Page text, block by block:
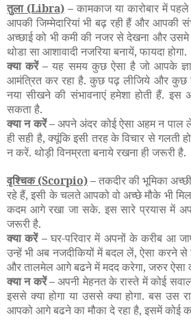
तुला(Libra)– कामकाज या कारोबार में
आपकी जिम्मेदारियां भी बढ़ रही हैं और आपकी
अच्छाई को भी कमी की नजर से देखना और उसमे
थोडा सा आशावादी नजरिया बनायें, फायदा होगा.
क्या करें –यह समय कुछ ऐसा है जो आपके
आमंत्रित कर रहा है. कुछ पढ़ लीजिये और कुछ
नया सीखने की संभावनाएं हमेशा होती हैं. इस
सकता है.
क्या न करें –अपने अंदर कोई ऐसा अहम न पाल
ही सही है, क्यूंकि इसी तरह के विचार से गलती
न करें. थोड़ी विनम्रता बनाये रखना ही जरूरी है.
वृश्चिक(Scorpio)–तकदीर की भूमिका
रहे हैं, इसी के चलते आपको वो अच्छे मौके भी
कदम आगे रखा जा सके. इस सारे प्रयास में
जरूरी है.
क्या करें – घर-परिवार में अपनों के करीब आ
उन्हें भी अब नजदीकियों में बदल लें, ऐसा करने से
और तालमेल आगे बढने में मदद करेगा, जरुर ऐसा
क्या न करें –अपनी मेहनत के रास्ते में कोई
इससे क्या होगा या उससे क्या होगा. बस उस
आपको आगे बढने का मौका दे रहा है, इसमें कोई